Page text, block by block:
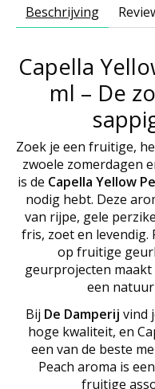
Beschrijving
Capella
ml – De
Zoek je een fruitige,
zwoele zomerdagen
is de Capella Yellow
nodig hebt. Deze
van rijpe, gele
fris, zoet en levendig.
op fruitige
geurprojecten
een
Bij De Damperij vind
hoge kwaliteit, en
een van de beste
Peach aroma is
fruitige